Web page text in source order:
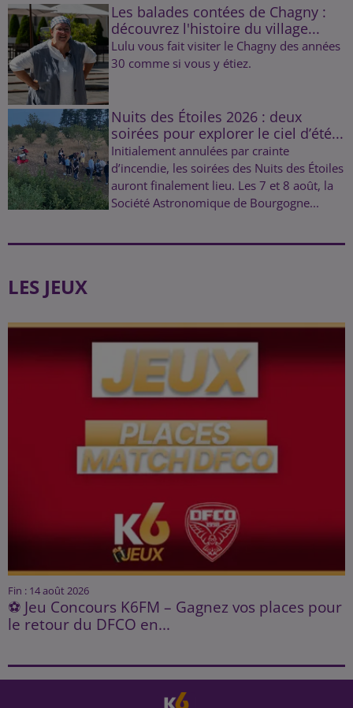
Les balades contées de Chagny :
découvrez l'histoire du village...
Lulu vous fait visiter le Chagny des années
30 comme si vous y étiez.
Nuits des Étoiles 2026 : deux
soirées pour explorer le ciel d’été...
Initialement annulées par crainte
d’incendie, les soirées des Nuits des Étoiles
auront finalement lieu. Les 7 et 8 août, la
Société Astronomique de Bourgogne...
LES JEUX
Fin : 14 août 2026
⚽ Jeu Concours K6FM – Gagnez vos places pour
le retour du DFCO en...